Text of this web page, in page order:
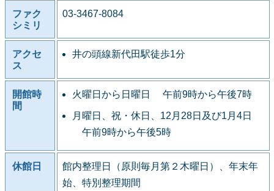
ファク
シミリ
03-3467-8084
アクセ
ス
井の頭線新代田駅徒歩1分
開館時
間
火曜日から日曜日 午前9時から午後7時
月曜日、祝・休日、12月28日及び1月4日
午前9時から午後5時
休館日
館内整理日（原則毎月第２木曜日）、年末年
始、特別整理期間